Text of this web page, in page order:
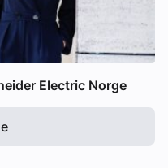
Electric Norge